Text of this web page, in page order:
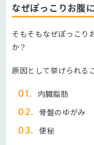
なぜぽっこりお腹
そもそもなぜぽっこり
か？
原因として挙げられる
内臓脂肪
骨盤のゆがみ
便秘